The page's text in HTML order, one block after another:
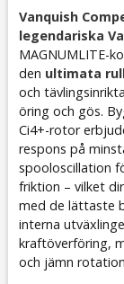
Vanquish
legendariska
MAGNUMLITE-
den ultimata
och
öring och gös.
Ci4+-rotor
respons på
spooloscillation
friktion – vilket
med de lättaste
interna
kraftöverföring,
och jämn